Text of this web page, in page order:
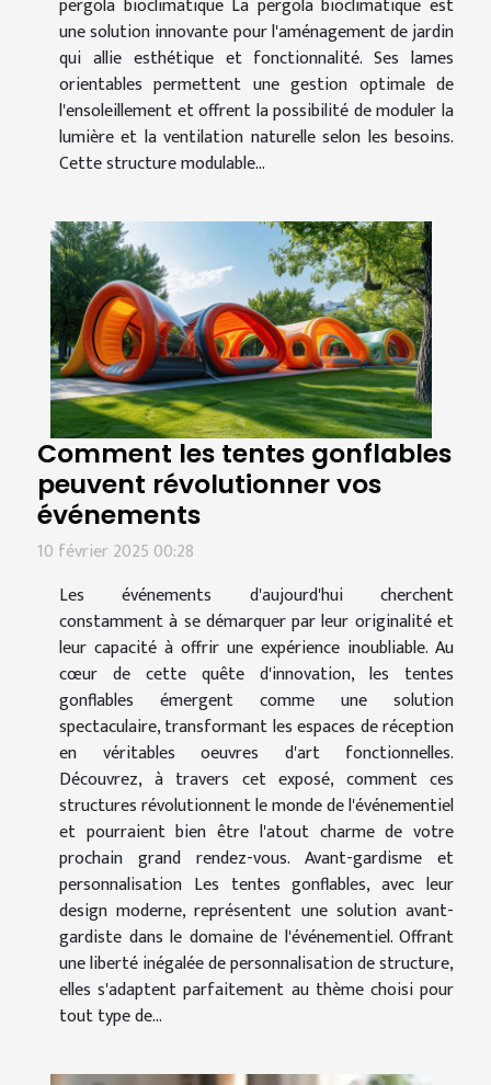
une solution innovante pour l'aménagement de jardin
qui allie esthétique et fonctionnalité. Ses lames
orientables permettent une gestion optimale de
l'ensoleillement et offrent la possibilité de moduler la
lumière et la ventilation naturelle selon les besoins.
Cette structure modulable...
Comment les tentes gonflables
peuvent révolutionner vos
événements
10 février 2025 00:28
Les événements d'aujourd'hui cherchent
constamment à se démarquer par leur originalité et
leur capacité à offrir une expérience inoubliable. Au
cœur de cette quête d'innovation, les tentes
gonflables émergent comme une solution
spectaculaire, transformant les espaces de réception
en véritables oeuvres d'art fonctionnelles.
Découvrez, à travers cet exposé, comment ces
structures révolutionnent le monde de l'événementiel
et pourraient bien être l'atout charme de votre
prochain grand rendez-vous. Avant-gardisme et
personnalisation Les tentes gonflables, avec leur
design moderne, représentent une solution avant-
gardiste dans le domaine de l'événementiel. Offrant
une liberté inégalée de personnalisation de structure,
elles s'adaptent parfaitement au thème choisi pour
tout type de...